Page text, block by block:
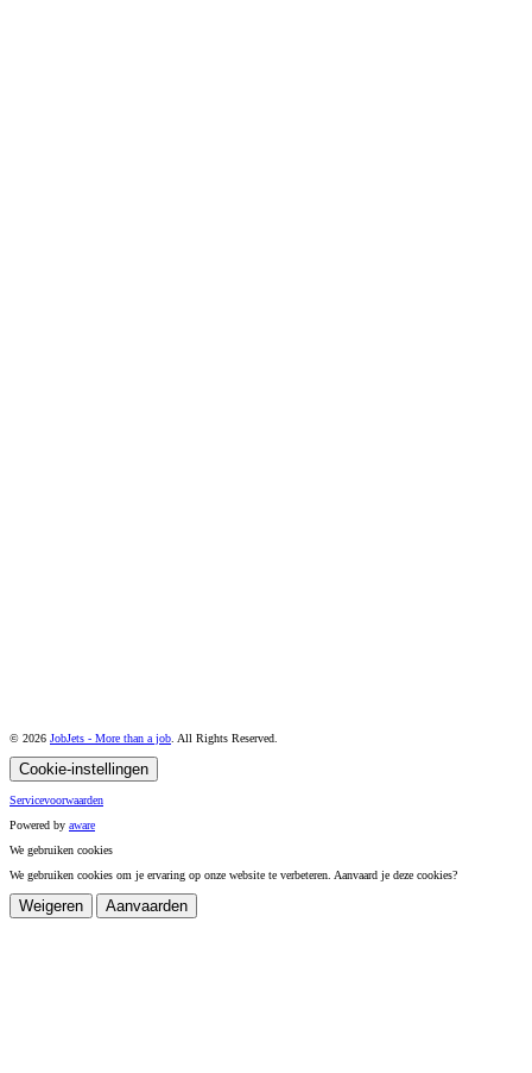
© 2026 JobJets - More than a job . All Rights Reserved.
Cookie-instellingen
Servicevoorwaarden
Powered by aware
We gebruiken cookies
We gebruiken cookies om je ervaring op onze website te verbeteren. Aanvaard je deze cookies?
Weigeren Aanvaarden